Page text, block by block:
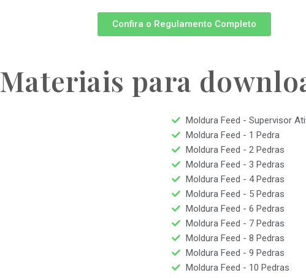
Confira o Regulamento Completo
Materiais para
Moldura Feed - Supervisor
Moldura Feed - 1 Pedra
Moldura Feed - 2 Pedras
Moldura Feed - 3 Pedras
Moldura Feed - 4 Pedras
Moldura Feed - 5 Pedras
Moldura Feed - 6 Pedras
Moldura Feed - 7 Pedras
Moldura Feed - 8 Pedras
Moldura Feed - 9 Pedras
Moldura Feed - 10 Pedras